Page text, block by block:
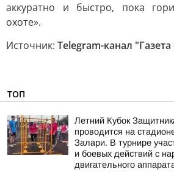
аккуратно и быстро, пока
охоте».
Источник: Telegram-канал
ТОП
Летний Кубок
проводится на
Залари. В турнире
и боевых действий с
двигательного